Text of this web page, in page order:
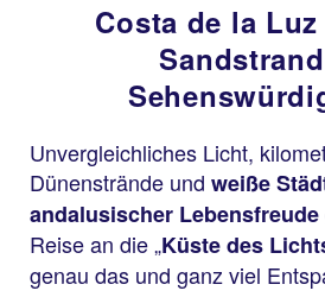
Costa de la
Unvergleichliches Licht,
Dünenstrände und weiße
andalusischer Lebensfreude
Reise an die „Küste des
genau das und ganz viel